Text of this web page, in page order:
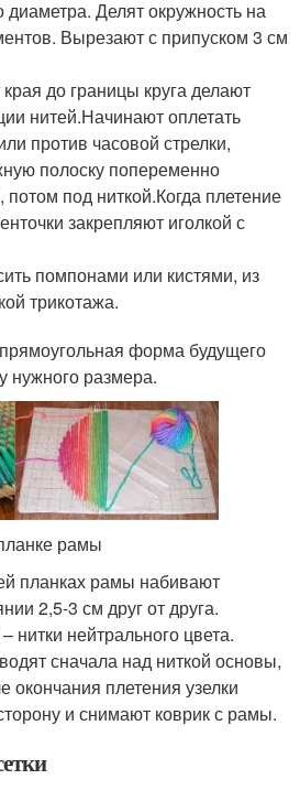
диаметра. Делят окружность на
Вырезают с припуском 3 см
до границы круга делают
нитей.Начинают оплетать
против часовой стрелки,
полоску попеременно
потом под ниткой.Когда плетение
закрепляют иголкой с
помпонами или кистями, из
трикотажа.
форма будущего
нужного размера.
рамы
планках рамы набивают
2,5-3 см друг от друга.
нитки нейтрального цвета.
сначала над ниткой основы,
окончания плетения узелки
и снимают коврик с рамы.